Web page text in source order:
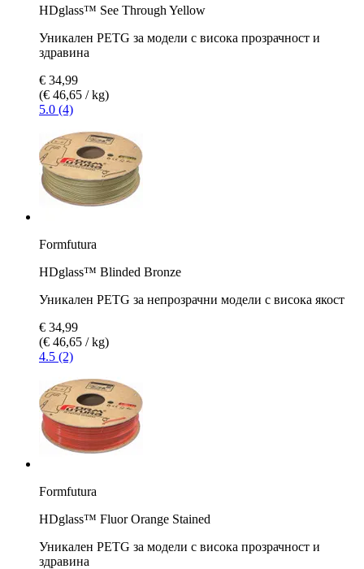
HDglass™ See Through Yellow
Уникален PETG за модели с висока прозрачност и
здравина
€ 34,99
(€ 46,65 / kg)
5.0 (4)
Formfutura
HDglass™ Blinded Bronze
Уникален PETG за непрозрачни модели с висока якост
€ 34,99
(€ 46,65 / kg)
4.5 (2)
Formfutura
HDglass™ Fluor Orange Stained
Уникален PETG за модели с висока прозрачност и
здравина